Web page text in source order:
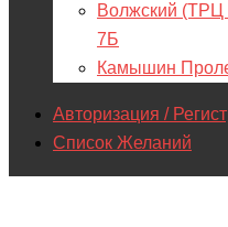
Волжский (ТРЦ
7Б
Камышин
Авторизация /
Список Желаний